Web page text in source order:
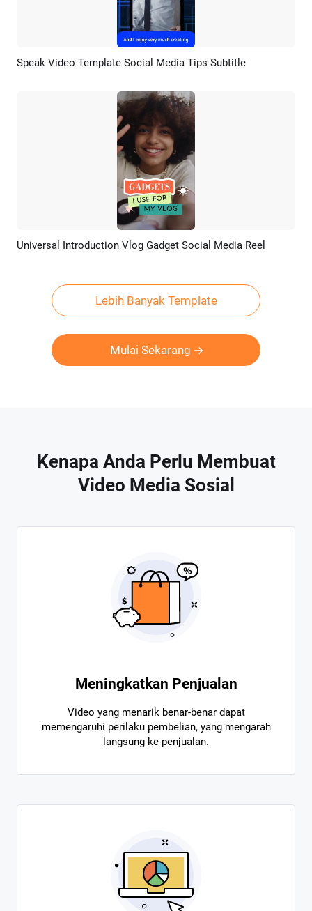
Pratinjau Rekreasi AI
Speak Video Template Social Media Tips Subtitle
Pratinjau Rekreasi AI
Universal Introduction Vlog Gadget Social Media Reel
Lebih Banyak Template
Mulai Sekarang
Kenapa Anda Perlu Membuat
Video Media Sosial
Meningkatkan Penjualan
Video yang menarik benar-benar dapat
memengaruhi perilaku pembelian, yang mengarah
langsung ke penjualan.